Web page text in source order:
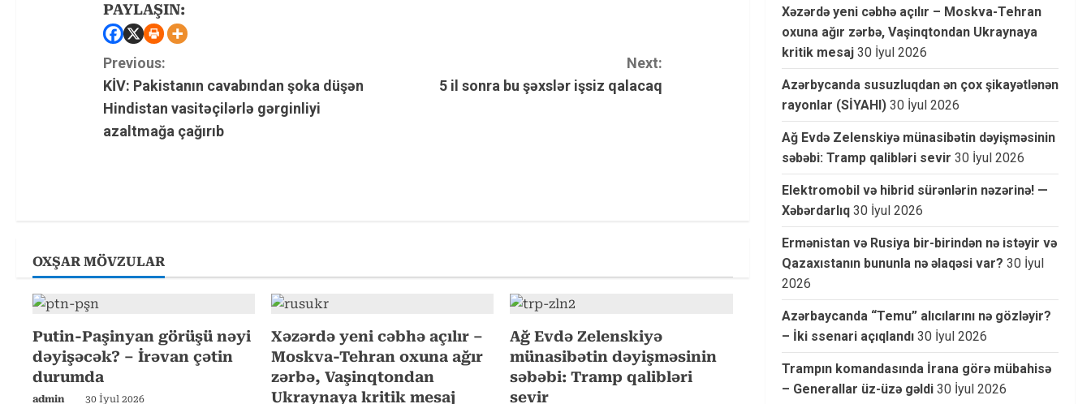
PAYLAŞIN:
C
o
n
u
e
e
a
d
Previous:
KİV: Pakistanın cavabından şoka düşən
Hindistan vasitəçilərlə gərginliyi
azaltmağa çağırıb
Next:
5 il sonra bu şəxslər işsiz qalacaq
OXŞAR MÖVZULAR
Putin-Paşinyan görüşü nəyi
dəyişəcək? – İrəvan çətin
durumda
admin 30 İyul 2026
Xəzərdə yeni cəbhə açılır –
Moskva-Tehran oxuna ağır
zərbə, Vaşinqtondan
Ukraynaya kritik mesaj
Ağ Evdə Zelenskiyə
münasibətin dəyişməsinin
səbəbi: Tramp qalibləri
sevir
Xəzərdə yeni cəbhə açılır – Moskva-Tehran
oxuna ağır zərbə, Vaşinqtondan Ukraynaya
kritik mesaj 30 İyul 2026
Azərbycanda susuzluqdan ən çox şikayətlənən
rayonlar (SİYAHI) 30 İyul 2026
Ağ Evdə Zelenskiyə münasibətin dəyişməsinin
səbəbi: Tramp qalibləri sevir 30 İyul 2026
Elektromobil və hibrid sürənlərin nəzərinə! —
Xəbərdarlıq 30 İyul 2026
Ermənistan və Rusiya bir-birindən nə istəyir və
Qazaxıstanın bununla nə əlaqəsi var? 30 İyul
2026
Azərbaycanda “Temu” alıcılarını nə gözləyir?
– İki ssenari açıqlandı 30 İyul 2026
Trampın komandasında İrana görə mübahisə
– Generallar üz-üzə gəldi 30 İyul 2026